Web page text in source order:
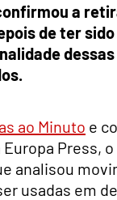
a
de ter
ao Minuto e
Press,
analisou
usadas em